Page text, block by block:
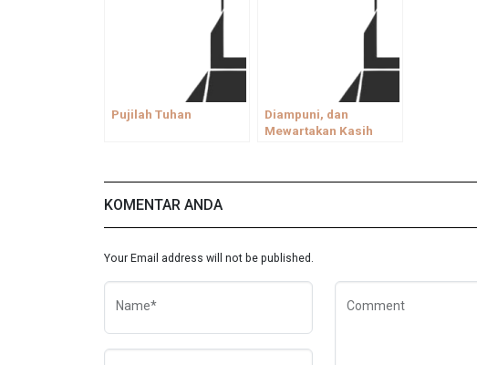
Pujilah Tuhan
Diampuni, dan
Mewartakan Kasih
KOMENTAR ANDA
Your Email address will not be published.
Name* Comment